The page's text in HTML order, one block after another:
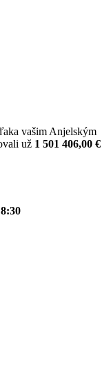
vašim Anjelským
už 1 501 406,00 €